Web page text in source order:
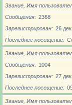
Звание, Имя
Сообщения
2368
Зарегистрирован
26
Последнее посещение
Звание, Имя
Сообщения
1004
Зарегистрирован
27
Последнее посещение
Звание, Имя